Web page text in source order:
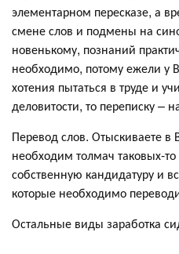
элементарном пересказе, а
смене слов и подмены на
новенькому, познаний
необходимо, потому ежели у
хотения пытаться в труде и
деловитости, то переписку –
Перевод слов. Отыскиваете
необходим толмач таковых-
собственную кандидатуру и
которые необходимо
Остальные виды заработка